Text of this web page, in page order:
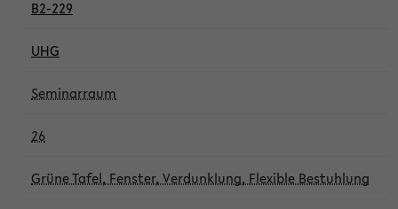
B2-229
UHG
Seminarraum
26
Grüne Tafel, Fenster, Verdunklung, Flexible Bestuhlung